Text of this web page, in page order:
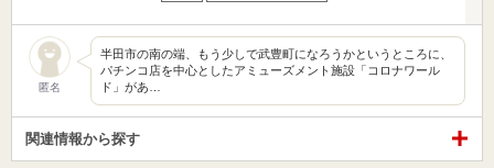
匿名
半田市の南の端、もう少しで武豊町になろうかというところに、
パチンコ店を中心としたアミューズメント施設「コロナワール
ド」があ…
関連情報から探す